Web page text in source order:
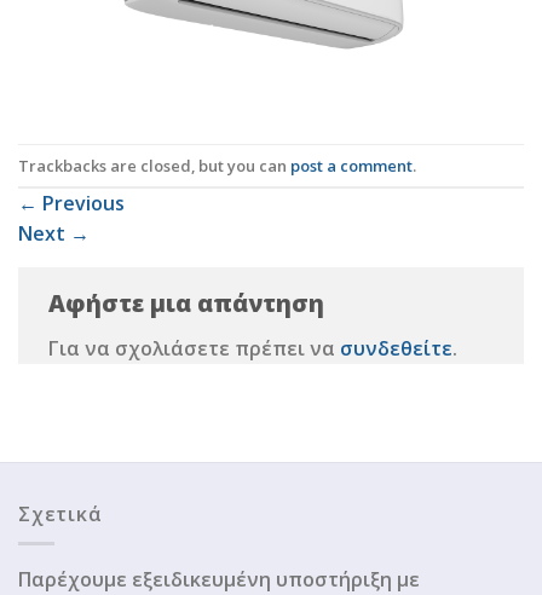
Trackbacks are closed, but you can post a comment.
← Previous
Next →
Αφήστε μια απάντηση
Για να σχολιάσετε πρέπει να συνδεθείτε.
Σχετικά
Παρέχουμε εξειδικευμένη υποστήριξη με